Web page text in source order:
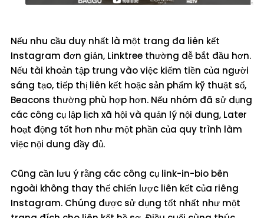
Nếu nhu cầu duy nhất là một trang đa liên kết
Instagram đơn giản, Linktree thường dễ bắt đầu hơn.
Nếu tài khoản tập trung vào việc kiếm tiền của người
sáng tạo, tiếp thị liên kết hoặc sản phẩm kỹ thuật số,
Beacons thường phù hợp hơn. Nếu nhóm đã sử dụng
các công cụ lập lịch xã hội và quản lý nội dung, Later
hoạt động tốt hơn như một phần của quy trình làm
việc nội dung đầy đủ.
Cũng cần lưu ý rằng các công cụ link-in-bio bên
ngoài không thay thế chiến lược liên kết của riêng
Instagram. Chúng được sử dụng tốt nhất như một